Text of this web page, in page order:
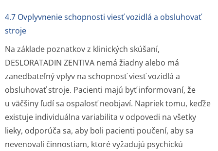
4.7 Ovplyvnenie schopnosti viesť vozidlá a obsluhovať
stroje
Na základe poznatkov z klinických skúšaní,
DESLORATADIN ZENTIVA nemá žiadny alebo má
zanedbateľný vplyv na schopnosť viesť vozidlá a
obsluhovať stroje. Pacienti majú byť informovaní, že
u väčšiny ľudí sa ospalosť neobjaví. Napriek tomu, keďže
existuje individuálna variabilita v odpovedi na všetky
lieky, odporúča sa, aby boli pacienti poučení, aby sa
nevenovali činnostiam, ktoré vyžadujú psychickú